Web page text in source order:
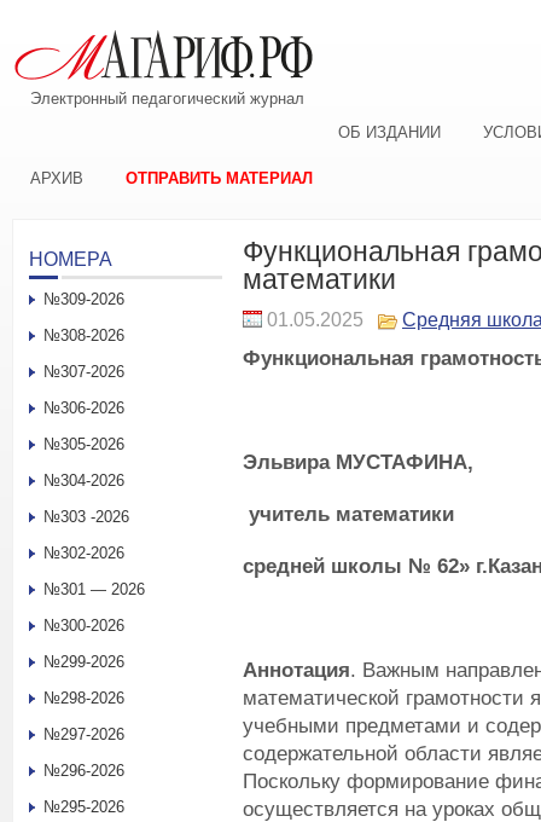
Электронный педагогический журнал
ОБ ИЗДАНИИ
АРХИВ ОТПРАВИТЬ МАТЕРИАЛ
Функциональная
математики
01.05.2025 Средняя
Функциональная
Эльвира МУСТАФИНА,
учитель математики
средней школы № 62» г.
Аннотация. Важным
математической грамотности
учебными предметами и
содержательной области
Поскольку формирование
осуществляется на уроках
НОМЕРА
№309-2026
№308-2026
№307-2026
№306-2026
№305-2026
№304-2026
№303 -2026
№302-2026
№301 — 2026
№300-2026
№299-2026
№298-2026
№297-2026
№296-2026
№295-2026